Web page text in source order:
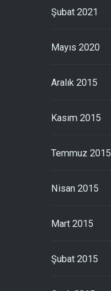
Şubat 2021
Mayıs 2020
Aralık 2015
Kasım 2015
Temmuz 2015
Nisan 2015
Mart 2015
Şubat 2015